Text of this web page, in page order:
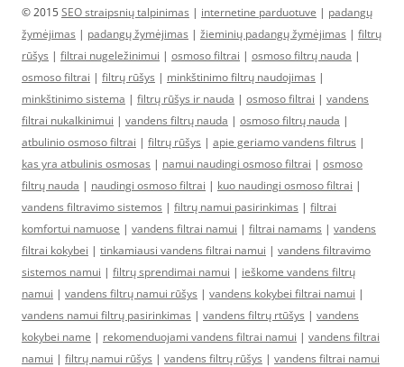
© 2015SEO straipsnių talpinimas | internetine parduotuve | padangų
žymėjimas | padangų žymėjimas | žieminių padangų žymėjimas | filtrų
rūšys | filtrai nugeležinimui | osmoso filtrai | osmoso filtrų nauda |
osmoso filtrai | filtrų rūšys | minkštinimo filtrų naudojimas |
minkštinimo sistema | filtrų rūšys ir nauda | osmoso filtrai | vandens
filtrai nukalkinimui | vandens filtrų nauda | osmoso filtrų nauda |
atbulinio osmoso filtrai | filtrų rūšys | apie geriamo vandens filtrus |
kas yra atbulinis osmosas | namui naudingi osmoso filtrai | osmoso
filtrų nauda | naudingi osmoso filtrai | kuo naudingi osmoso filtrai |
vandens filtravimo sistemos | filtrų namui pasirinkimas | filtrai
komfortui namuose | vandens filtrai namui | filtrai namams | vandens
filtrai kokybei | tinkamiausi vandens filtrai namui | vandens filtravimo
sistemos namui | filtrų sprendimai namui | ieškome vandens filtrų
namui | vandens filtrų namui rūšys | vandens kokybei filtrai namui |
vandens namui filtrų pasirinkimas | vandens filtrų rtūšys | vandens
kokybei name | rekomenduojami vandens filtrai namui | vandens filtrai
namui | filtrų namui rūšys | vandens filtrų rūšys | vandens filtrai namui